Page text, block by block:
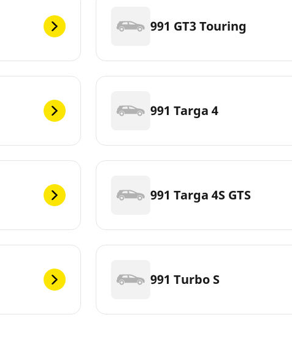
991 GT3 Touring
991 Targa 4
991 Targa 4S GTS
991 Turbo S